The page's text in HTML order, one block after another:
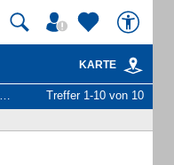
KARTE
Treffer 1-10 von 10